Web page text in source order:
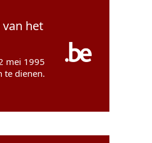
het
mei 1995
te dienen.